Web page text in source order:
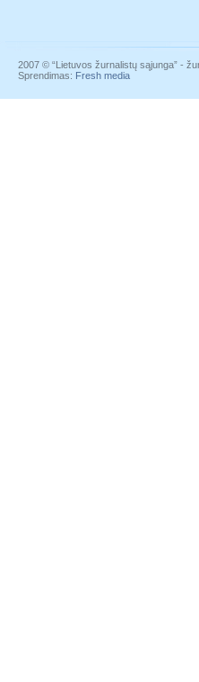
2007 © “Lietuvos žurnalistų sąjunga” -
Sprendimas: Fresh media